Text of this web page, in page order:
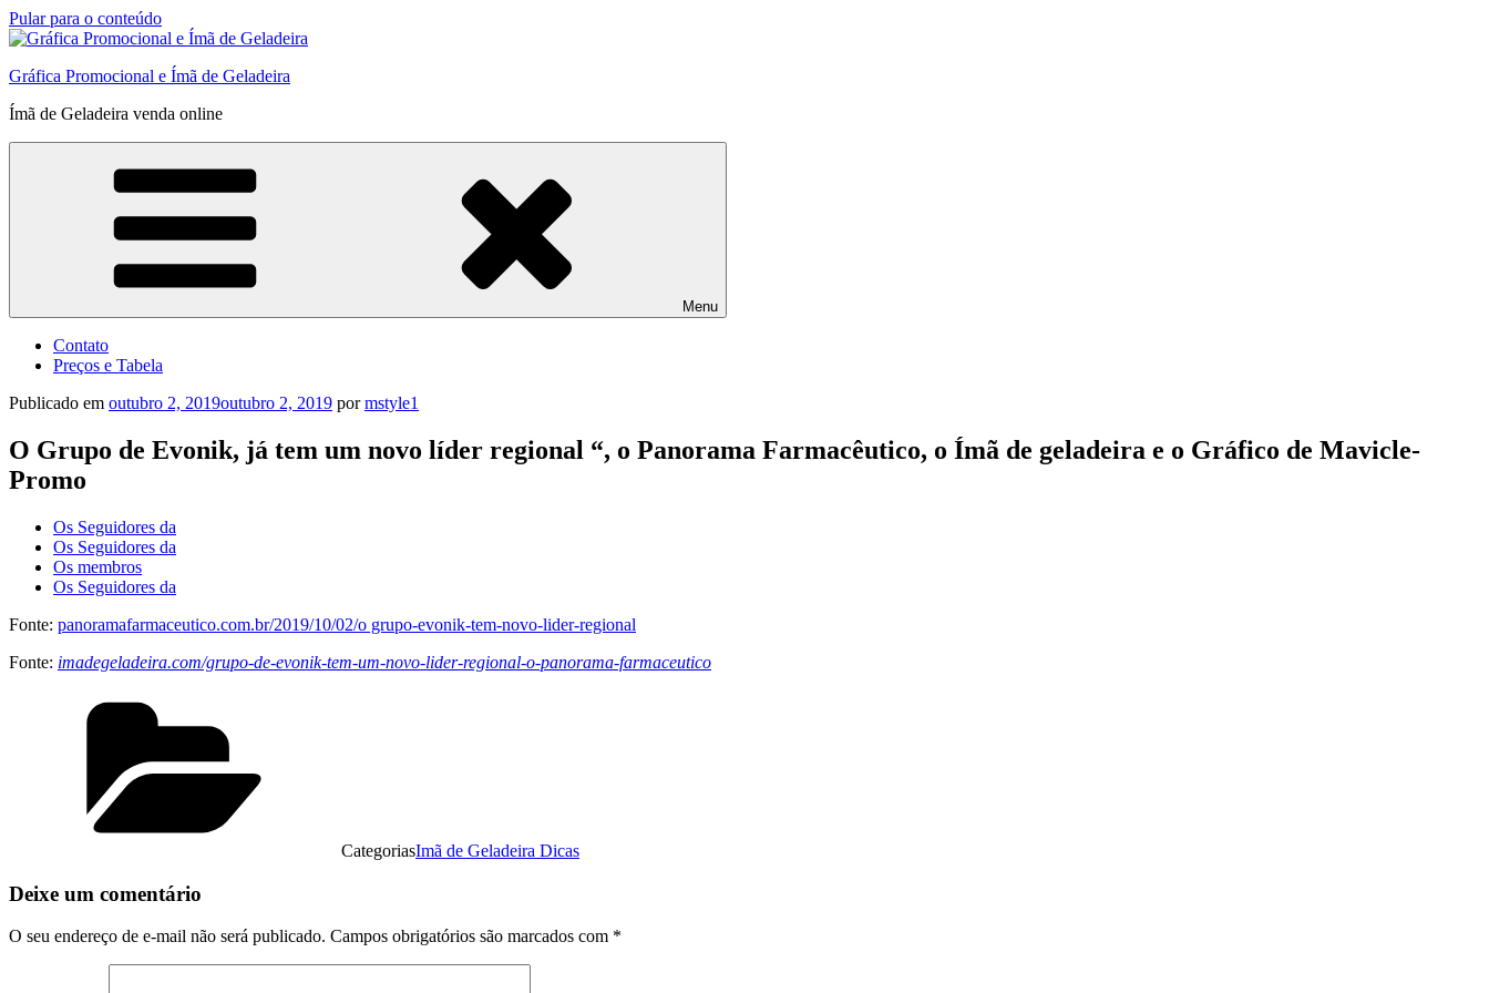
Pular para o conteúdo
Gráfica Promocional e Ímã de Geladeira
Ímã de Geladeira venda online
Menu
Contato
Preços e Tabela
Publicado em outubro 2, 2019outubro 2, 2019 pormstyle1
O Grupo de Evonik, já tem um novo líder regional “, o Panorama Farmacêutico, o Ímã de geladeira e o Gráfico de Mavicle-
Promo
Os Seguidores da
Os Seguidores da
Os membros
Os Seguidores da
Fonte: panoramafarmaceutico.com.br/2019/10/02/o grupo-evonik-tem-novo-lider-regional
Fonte: imadegeladeira.com/grupo-de-evonik-tem-um-novo-lider-regional-o-panorama-farmaceutico
CategoriasImã de Geladeira Dicas
Deixe um comentário
O seu endereço de e-mail não será publicado. Campos obrigatórios são marcados com *